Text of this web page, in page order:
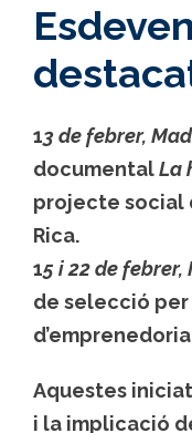
13 de febrer,
documentalLa
projecte social
Rica.
15 i 22 de
de selecció per
Aquestes
i la implicació